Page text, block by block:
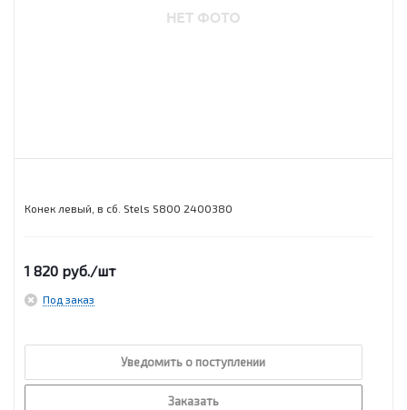
Конек левый, в сб. Stels S800 2400380
1 820 руб./шт
Под заказ
Уведомить о поступлении
Заказать